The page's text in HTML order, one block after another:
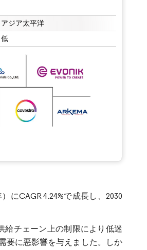
アジア太平洋
低
にCAGR 4.24%で成長し、2030
給チェーン上の制限により低迷
要に悪影響を与えました。しか